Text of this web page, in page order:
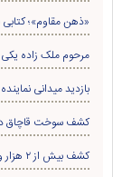
«ذهن مقاوم»؛
مرحوم ملک زاده
بازدید میدانی
کشف سوخت قاچاق
کشف بیش از ۲ هزار و ۶۰۰ قطعه مرغ زنده بدون مجوز در سیاهکل